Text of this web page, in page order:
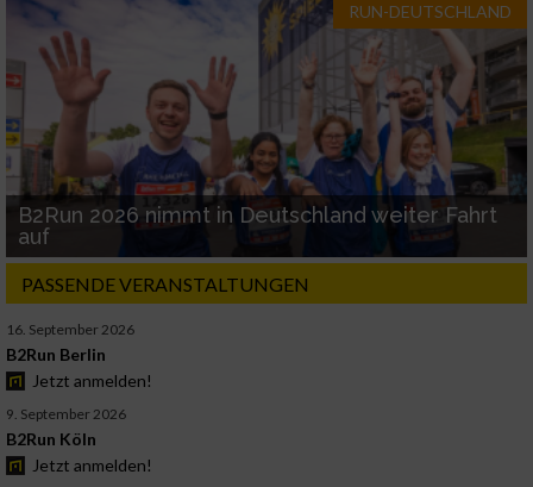
RUN-DEUTSCHLAND
B2Run 2026 nimmt in Deutschland weiter Fahrt
auf
PASSENDE VERANSTALTUNGEN
16. September 2026
B2Run Berlin
Jetzt anmelden!
9. September 2026
B2Run Köln
Jetzt anmelden!